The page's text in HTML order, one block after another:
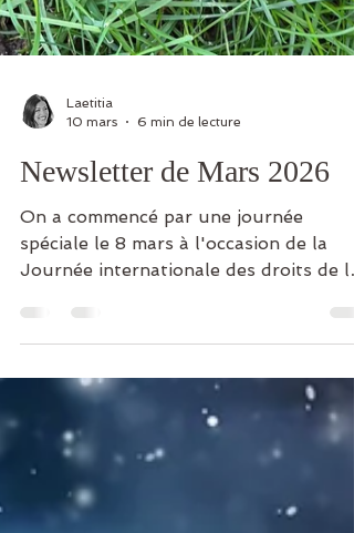
Laetitia
On a commencé par une journée
spéciale le 8 mars à l'occasion de la
femme! Un programme tout au long de
la journée pour prendre soin de vous
mettre à l'honneur chaque femme
incroyable que vous êtes. Et puis d'ici
quelques jours le printemps pointera le
bout de son nez. Le printemps est
toujours symbole de renouveau. Il vient
insuffler un nouveau souffle, une